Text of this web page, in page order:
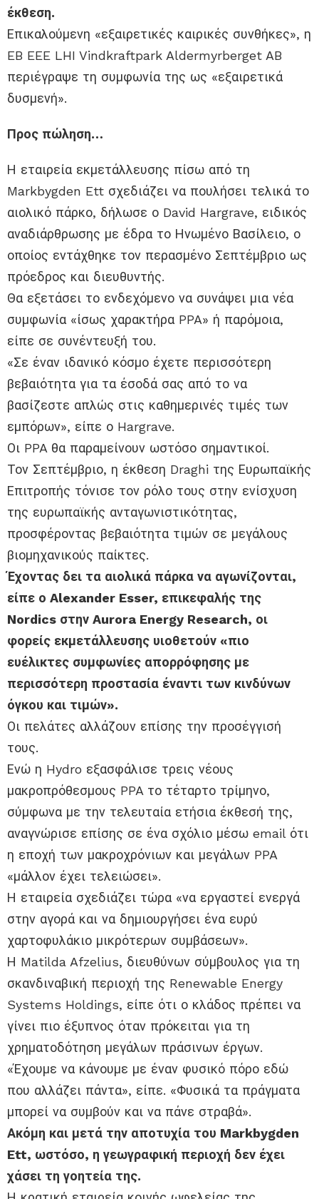
έκθεση.
Επικαλούμενη «εξαιρετικές καιρικές συνθήκες», η
EB EEE LHI Vindkraftpark Aldermyrberget AB
περιέγραψε τη συμφωνία της ως «εξαιρετικά
δυσμενή».
Προς πώληση…
Η εταιρεία εκμετάλλευσης πίσω από τη
Markbygden Ett σχεδιάζει να πουλήσει τελικά το
αιολικό πάρκο, δήλωσε ο David Hargrave, ειδικός
αναδιάρθρωσης με έδρα το Ηνωμένο Βασίλειο, ο
οποίος εντάχθηκε τον περασμένο Σεπτέμβριο ως
πρόεδρος και διευθυντής.
Θα εξετάσει το ενδεχόμενο να συνάψει μια νέα
συμφωνία «ίσως χαρακτήρα PPA» ή παρόμοια,
είπε σε συνέντευξή του.
«Σε έναν ιδανικό κόσμο έχετε περισσότερη
βεβαιότητα για τα έσοδά σας από το να
βασίζεστε απλώς στις καθημερινές τιμές των
εμπόρων», είπε ο Hargrave.
Οι PPA θα παραμείνουν ωστόσο σημαντικοί.
Τον Σεπτέμβριο, η έκθεση Draghi της Ευρωπαϊκής
Επιτροπής τόνισε τον ρόλο τους στην ενίσχυση
της ευρωπαϊκής ανταγωνιστικότητας,
προσφέροντας βεβαιότητα τιμών σε μεγάλους
βιομηχανικούς παίκτες.
Έχοντας δει τα αιολικά πάρκα να αγωνίζονται,
είπε ο Alexander Esser, επικεφαλής της
Nordics στην Aurora Energy Research, οι
φορείς εκμετάλλευσης υιοθετούν «πιο
ευέλικτες συμφωνίες απορρόφησης με
περισσότερη προστασία έναντι των κινδύνων
όγκου και τιμών».
Οι πελάτες αλλάζουν επίσης την προσέγγισή
τους.
Ενώ η Hydro εξασφάλισε τρεις νέους
μακροπρόθεσμους PPA το τέταρτο τρίμηνο,
σύμφωνα με την τελευταία ετήσια έκθεσή της,
αναγνώρισε επίσης σε ένα σχόλιο μέσω email ότι
η εποχή των μακροχρόνιων και μεγάλων PPA
«μάλλον έχει τελειώσει».
Η εταιρεία σχεδιάζει τώρα «να εργαστεί ενεργά
στην αγορά και να δημιουργήσει ένα ευρύ
χαρτοφυλάκιο μικρότερων συμβάσεων».
Η Matilda Afzelius, διευθύνων σύμβουλος για τη
σκανδιναβική περιοχή της Renewable Energy
Systems Holdings, είπε ότι ο κλάδος πρέπει να
γίνει πιο έξυπνος όταν πρόκειται για τη
χρηματοδότηση μεγάλων πράσινων έργων.
«Έχουμε να κάνουμε με έναν φυσικό πόρο εδώ
που αλλάζει πάντα», είπε. «Φυσικά τα πράγματα
μπορεί να συμβούν και να πάνε στραβά».
Ακόμη και μετά την αποτυχία του Markbygden
Ett, ωστόσο, η γεωγραφική περιοχή δεν έχει
χάσει τη γοητεία της.